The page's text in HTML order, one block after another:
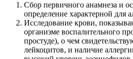
Сбор первичного анамнеза и
определение характерной для
Исследование крови,
организме воспалительного
простуде), о чем
лейкоцитов, и наличие